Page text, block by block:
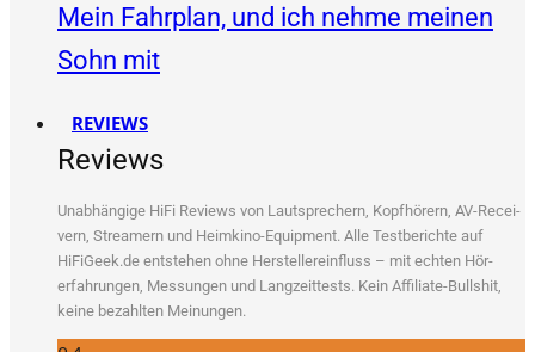
Mein Fahrplan, und ich nehme meinen
Sohn mit
REVIEWS
Reviews
Unab­hän­gi­ge HiFi Reviews von Laut­spre­chern, Kopf­hö­rern, AV-Recei­
vern, Strea­mern und Heim­ki­no-Equip­ment. Alle Test­be­rich­te auf
HiFiGeek.de ent­ste­hen ohne Her­stel­ler­ein­fluss – mit ech­ten Hör­
erfah­run­gen, Mes­sun­gen und Lang­zeit­tests. Kein Affi­lia­te-Bull­shit,
kei­ne bezahl­ten Meinungen.